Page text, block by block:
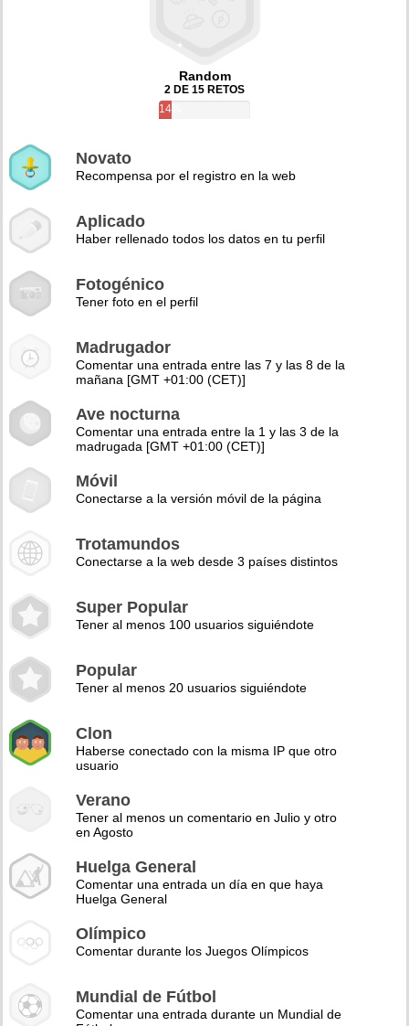
Random
2 DE 15 RETOS
14%
Novato
Recompensa por el registro en la web
Aplicado
Haber rellenado todos los datos en tu perfil
Fotogénico
Tener foto en el perfil
Madrugador
Comentar una entrada entre las 7 y las 8 de la
mañana [GMT +01:00 (CET)]
Ave nocturna
Comentar una entrada entre la 1 y las 3 de la
madrugada [GMT +01:00 (CET)]
Móvil
Conectarse a la versión móvil de la página
Trotamundos
Conectarse a la web desde 3 países distintos
Super Popular
Tener al menos 100 usuarios siguiéndote
Popular
Tener al menos 20 usuarios siguiéndote
Clon
Haberse conectado con la misma IP que otro
usuario
Verano
Tener al menos un comentario en Julio y otro
en Agosto
Huelga General
Comentar una entrada un día en que haya
Huelga General
Olímpico
Comentar durante los Juegos Olímpicos
Mundial de Fútbol
Comentar una entrada durante un Mundial de